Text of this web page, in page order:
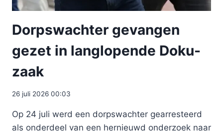
Dorpswachter gevangen
gezet in langlopende Doku-
zaak
26 juli 2026 00:03
Op 24 juli werd een dorpswachter gearresteerd
als onderdeel van een hernieuwd onderzoek naar